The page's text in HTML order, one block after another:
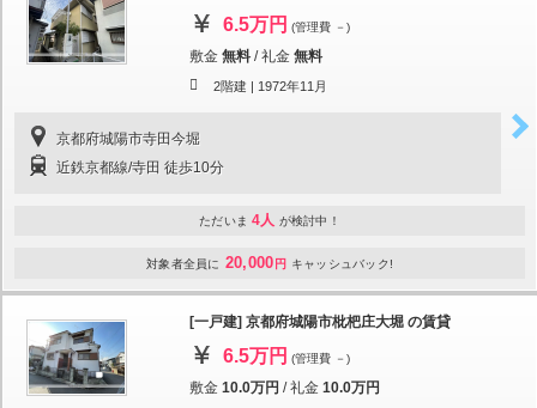
6.5万円 (管理費 －)
敷金 無料 /礼金 無料
2階建 | 1972年11月
京都府城陽市寺田今堀
近鉄京都線/寺田 徒歩10分
ただいま 4人 が検討中！
対象者全員に 20,000 円 キャッシュバック!
[一戸建] 京都府城陽市枇杷庄大堀 の賃貸
6.5万円 (管理費 －)
敷金 10.0万円 /礼金 10.0万円